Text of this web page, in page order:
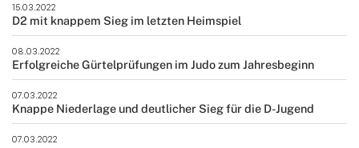
15.03.2022
D2 mit knappem Sieg im letzten Heimspiel
08.03.2022
Erfolgreiche Gürtelprüfungen im Judo zum Jahresbeginn
07.03.2022
Knappe Niederlage und deutlicher Sieg für die D-Jugend
07.03.2022